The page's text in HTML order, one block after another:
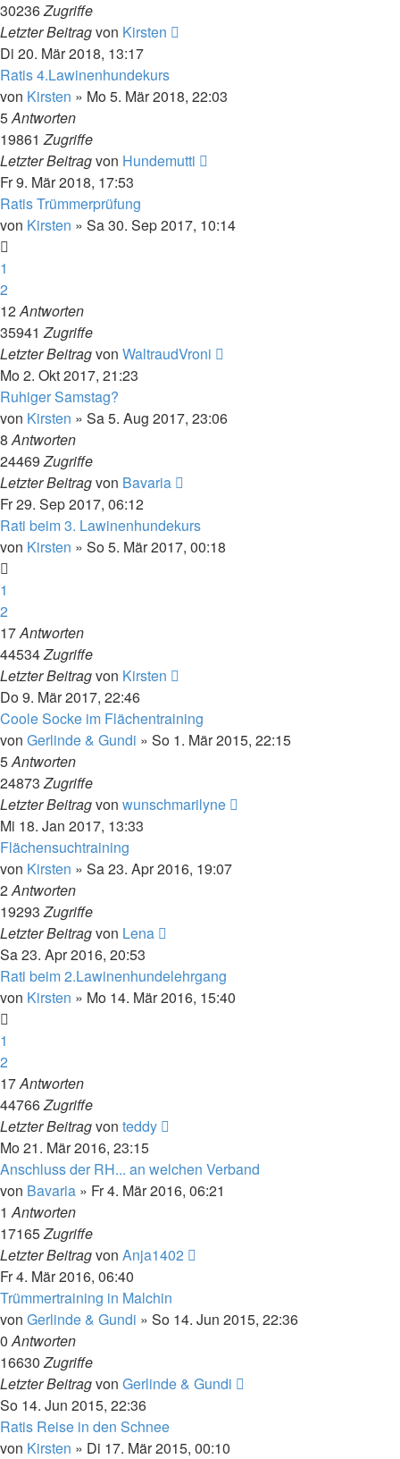
30236Zugriffe
Letzter Beitragvon Kirsten
Di 20. Mär 2018, 13:17
Ratis 4.Lawinenhundekurs
von Kirsten » Mo 5. Mär 2018, 22:03
5Antworten
19861Zugriffe
Letzter Beitragvon Hundemutti
Fr 9. Mär 2018, 17:53
Ratis Trümmerprüfung
von Kirsten » Sa 30. Sep 2017, 10:14
1
2
12Antworten
35941Zugriffe
Letzter Beitragvon WaltraudVroni
Mo 2. Okt 2017, 21:23
Ruhiger Samstag?
von Kirsten » Sa 5. Aug 2017, 23:06
8Antworten
24469Zugriffe
Letzter Beitragvon Bavaria
Fr 29. Sep 2017, 06:12
Rati beim 3. Lawinenhundekurs
von Kirsten » So 5. Mär 2017, 00:18
1
2
17Antworten
44534Zugriffe
Letzter Beitragvon Kirsten
Do 9. Mär 2017, 22:46
Coole Socke im Flächentraining
von Gerlinde & Gundi » So 1. Mär 2015, 22:15
5Antworten
24873Zugriffe
Letzter Beitragvon wunschmarilyne
Mi 18. Jan 2017, 13:33
Flächensuchtraining
von Kirsten » Sa 23. Apr 2016, 19:07
2Antworten
19293Zugriffe
Letzter Beitragvon Lena
Sa 23. Apr 2016, 20:53
Rati beim 2.Lawinenhundelehrgang
von Kirsten » Mo 14. Mär 2016, 15:40
1
2
17Antworten
44766Zugriffe
Letzter Beitragvon teddy
Mo 21. Mär 2016, 23:15
Anschluss der RH... an welchen Verband
von Bavaria » Fr 4. Mär 2016, 06:21
1Antworten
17165Zugriffe
Letzter Beitragvon Anja1402
Fr 4. Mär 2016, 06:40
Trümmertraining in Malchin
von Gerlinde & Gundi » So 14. Jun 2015, 22:36
0Antworten
16630Zugriffe
Letzter Beitragvon Gerlinde & Gundi
So 14. Jun 2015, 22:36
Ratis Reise in den Schnee
von Kirsten » Di 17. Mär 2015, 00:10